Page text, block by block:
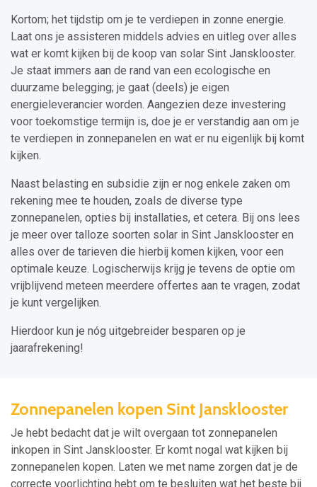
Kortom; het tijdstip om je te verdiepen in zonne energie.
Laat ons je assisteren middels advies en uitleg over alles
wat er komt kijken bij de koop van solar Sint Jansklooster.
Je staat immers aan de rand van een ecologische en
duurzame belegging; je gaat (deels) je eigen
energieleverancier worden. Aangezien deze investering
voor toekomstige termijn is, doe je er verstandig aan om je
te verdiepen in zonnepanelen en wat er nu eigenlijk bij komt
kijken.
Naast belasting en subsidie zijn er nog enkele zaken om
rekening mee te houden, zoals de diverse type
zonnepanelen, opties bij installaties, et cetera. Bij ons lees
je meer over talloze soorten solar in Sint Jansklooster en
alles over de tarieven die hierbij komen kijken, voor een
optimale keuze. Logischerwijs krijg je tevens de optie om
vrijblijvend meteen meerdere offertes aan te vragen, zodat
je kunt vergelijken.
Hierdoor kun je nóg uitgebreider besparen op je
jaarafrekening!
Zonnepanelen kopen Sint Jansklooster
Je hebt bedacht dat je wilt overgaan tot zonnepanelen
inkopen in Sint Jansklooster. Er komt nogal wat kijken bij
zonnepanelen kopen. Laten we met name zorgen dat je de
correcte voorlichting hebt om te besluiten wat het beste bij